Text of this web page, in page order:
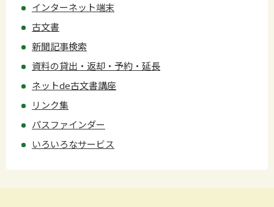
インターネット端末
古文書
新聞記事検索
資料の貸出・返却・予約・延長
ネットde古文書講座
リンク集
パスファインダー
いろいろなサービス